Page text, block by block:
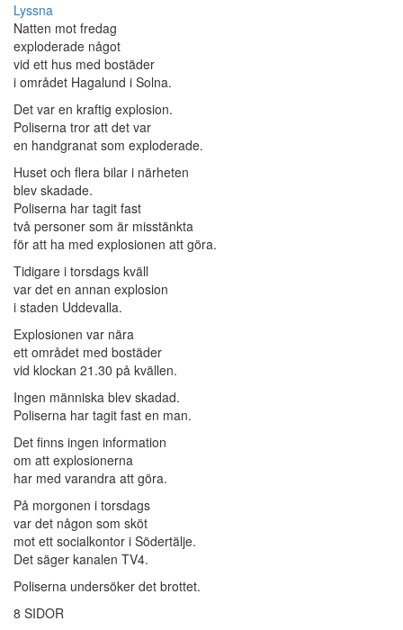
Lyssna
Natten mot fredag
exploderade något
vid ett hus med bostäder
i området Hagalund i Solna.
Det var en kraftig explosion.
Poliserna tror att det var
en handgranat som exploderade.
Huset och flera bilar i närheten
blev skadade.
Poliserna har tagit fast
två personer som är misstänkta
för att ha med explosionen att göra.
Tidigare i torsdags kväll
var det en annan explosion
i staden Uddevalla.
Explosionen var nära
ett området med bostäder
vid klockan 21.30 på kvällen.
Ingen människa blev skadad.
Poliserna har tagit fast en man.
Det finns ingen information
om att explosionerna
har med varandra att göra.
På morgonen i torsdags
var det någon som sköt
mot ett socialkontor i Södertälje.
Det säger kanalen TV4.
Poliserna undersöker det brottet.
8 SIDOR